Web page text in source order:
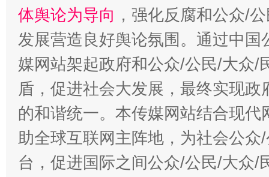
“蜀中异人”王建安的艺术幻境
体舆论为导向 ，强化反腐和公众/
发展营造良好舆论氛围。通过中
媒网站架起政府和公众/公民/大众/
盾，促进社会大发展，最终实现
的和谐统一。本传媒网站结合现
助全球互联网主阵地，为社会公
台，促进国际之间公众/公民/大众/